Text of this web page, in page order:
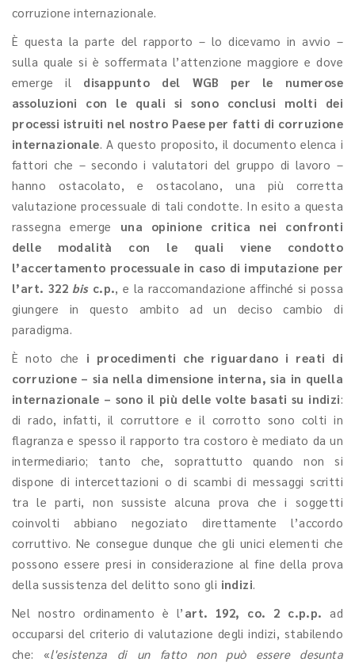
corruzione internazionale.
È questa la parte del rapporto – lo dicevamo in avvio –
sulla quale si è soffermata l’attenzione maggiore e dove
emerge il disappunto del WGB per le numerose
assoluzioni con le quali si sono conclusi molti dei
processi istruiti nel nostro Paese per fatti di corruzione
internazionale. A questo proposito, il documento elenca i
fattori che – secondo i valutatori del gruppo di lavoro –
hanno ostacolato, e ostacolano, una più corretta
valutazione processuale di tali condotte. In esito a questa
rassegna emerge una opinione critica nei confronti
delle modalità con le quali viene condotto
l’accertamento processuale in caso di imputazione per
l’art. 322 bisc.p., e la raccomandazione affinché si possa
giungere in questo ambito ad un deciso cambio di
paradigma.
È noto che i procedimenti che riguardano i reati di
corruzione – sia nella dimensione interna, sia in quella
internazionale – sono il più delle volte basati su indizi:
di rado, infatti, il corruttore e il corrotto sono colti in
flagranza e spesso il rapporto tra costoro è mediato da un
intermediario; tanto che, soprattutto quando non si
dispone di intercettazioni o di scambi di messaggi scritti
tra le parti, non sussiste alcuna prova che i soggetti
coinvolti abbiano negoziato direttamente l’accordo
corruttivo. Ne consegue dunque che gli unici elementi che
possono essere presi in considerazione al fine della prova
della sussistenza del delitto sono gli indizi.
Nel nostro ordinamento è l’ art. 192, co. 2 c.p.p. ad
occuparsi del criterio di valutazione degli indizi, stabilendo
che: «l'esistenza di un fatto non può essere desunta